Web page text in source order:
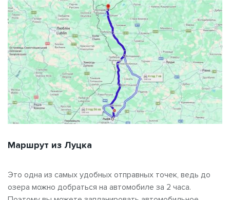
Маршрут из Луцка
Это одна из самых удобных отправных точек, ведь до
озера можно добраться на автомобиле за 2 часа.